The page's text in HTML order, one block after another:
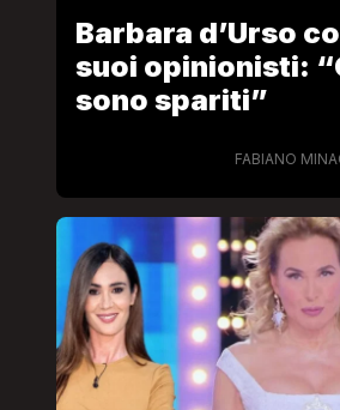
Barbara d’Urso
suoi opinionisti:
sono spariti”
FABIANO